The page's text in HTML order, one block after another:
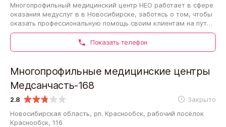
Многопрофильный медицинский центр НЕО работает в сфере
оказания медуслуг в в Новосибирске, заботясь о том, чтобы
оказать профессиональную помощь своим клиентам на пути
к здоровой жизни. Рейтинг…
Показать телефон
2.8 Закрыто
Многопрофильные медицинские центры
Медсанчасть-168
Новосибирская область, рп. Краснообск, рабочий посёлок
Краснообск, 116